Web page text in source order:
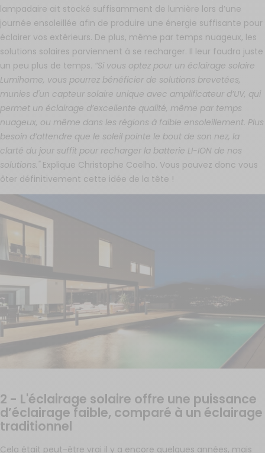
lampadaire ait stocké suffisamment de lumière lors d’une
journée ensoleillée afin de produire une énergie suffisante pour
éclairer vos extérieurs. De plus, même par temps nuageux, les
solutions solaires parviennent à se recharger. Il leur faudra juste
un peu plus de temps. “Si vous optez pour un éclairage solaire
Lumihome, vous pourrez bénéficier de solutions brevetées,
munies d'un capteur solaire unique avec amplificateur d’UV, qui
permet un éclairage d’excellente qualité, même par temps
nuageux, ou même dans les régions à faible ensoleillement. Plus
besoin d’attendre que le soleil pointe le bout de son nez, la
clarté du jour suffit pour recharger la batterie LI-ION de nos
solutions." Explique Christophe Coelho. Vous pouvez donc vous
ôter définitivement cette idée de la tête !
2 - L'éclairage solaire offre une puissance
d’éclairage faible, comparé à un éclairage
traditionnel
Cela était peut-être vrai il y a encore quelques années, mais